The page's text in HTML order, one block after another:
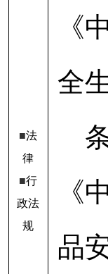
■法
律
■行
政法
规
《
全
《
品